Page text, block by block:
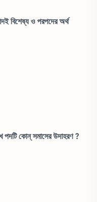
বিশেষ্য ও পরপদের অর্থ
কোন্ সমাসের উদাহরণ ?